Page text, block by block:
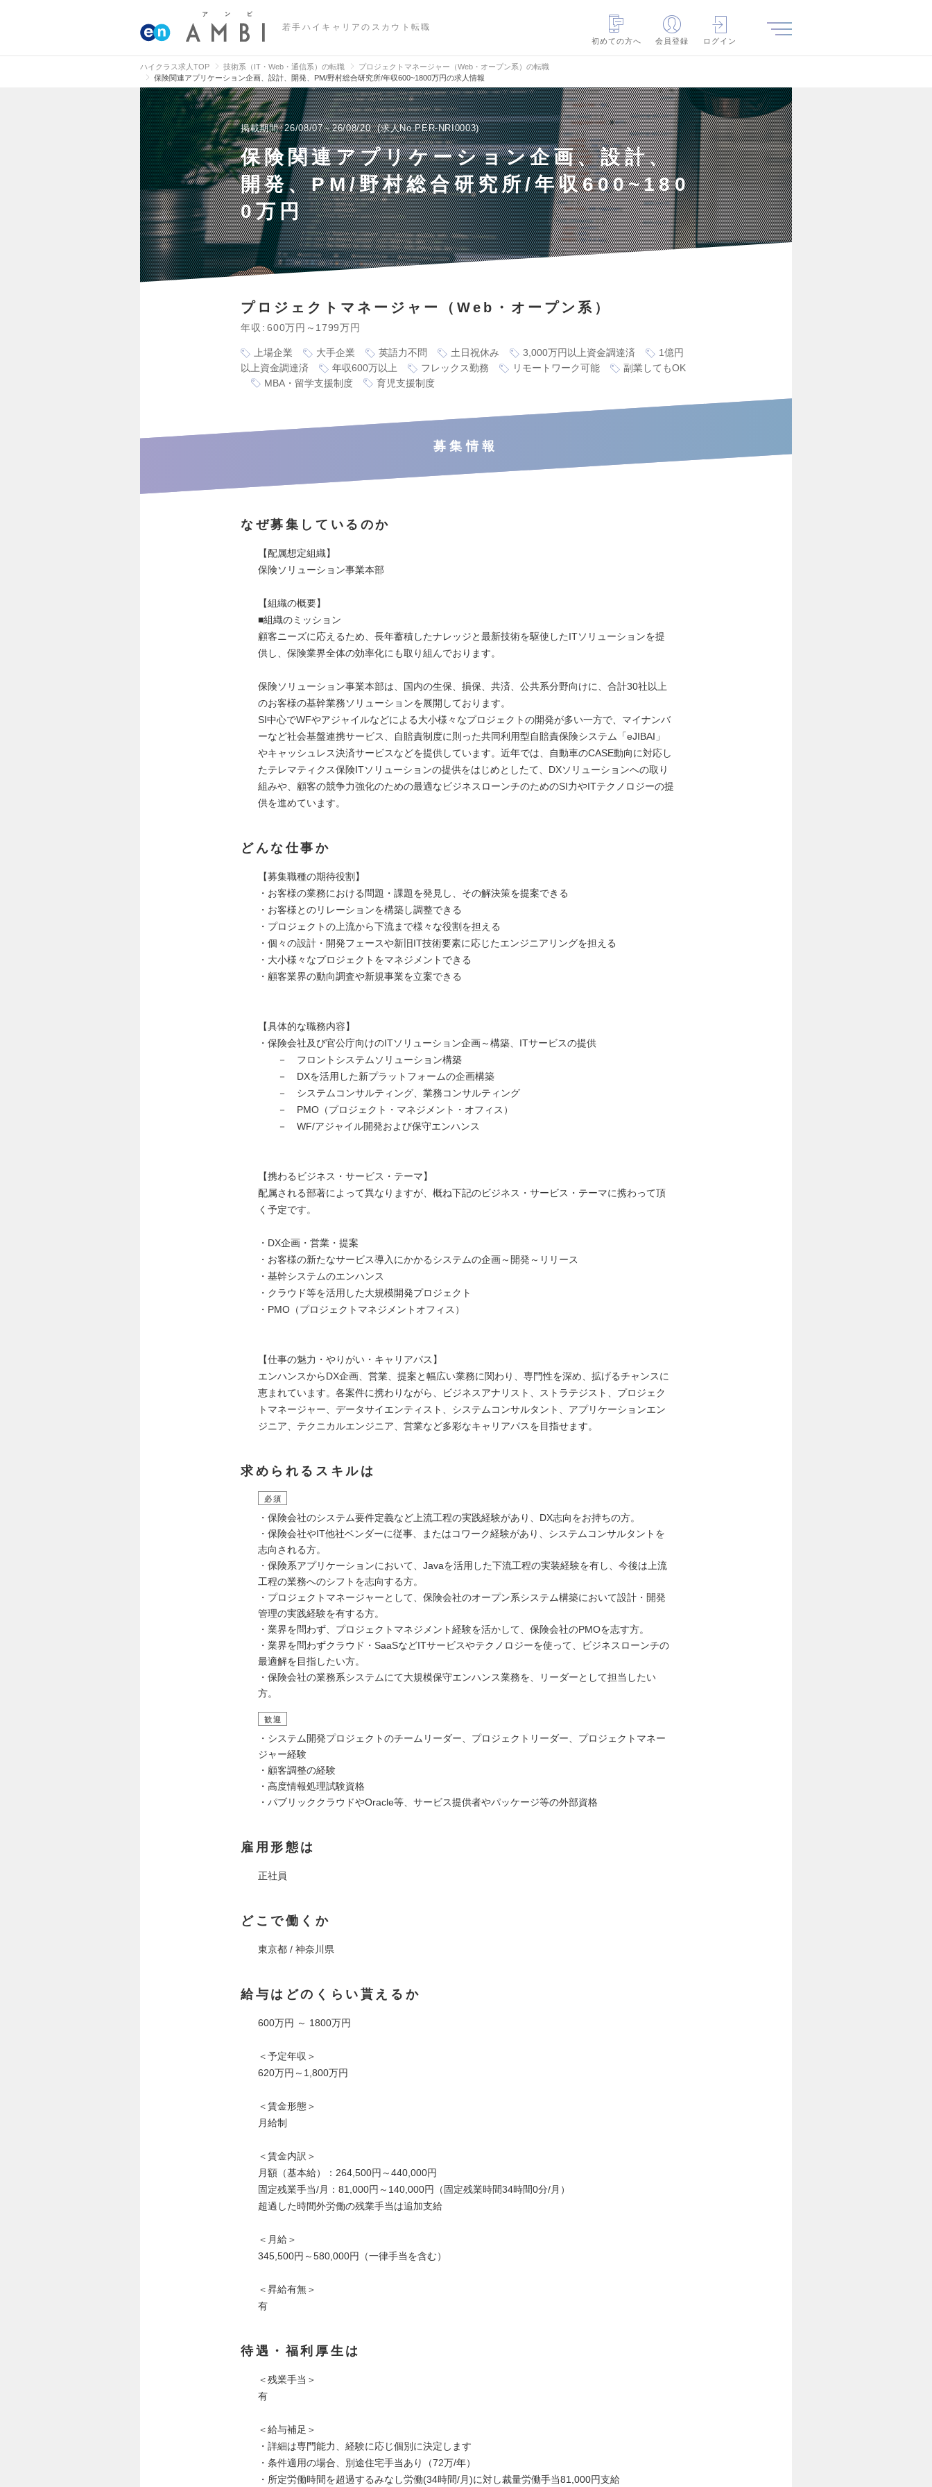
若手ハイキャリアのスカウト転職
初めての方へ
会員登録 ログイン
ハイクラス求人TOP 技術系（IT・Web・通信系）の転職
プロジェクトマネージャー（Web・オープン系）の転職
保険関連アプリケーション企画、設計、開発、PM/野村総合研究所/年収600~1800万円の求人情報
掲載期間 26/08/07～26/08/20 求人No.PER-NRI0003
保険関連アプリケーション企画、設計、
開発、PM/野村総合研究所/年収600~180
0万円
プロジェクトマネージャー（Web・オープン系）
年収 600万円～1799万円
上場企業 大手企業 英語力不問 土日祝休み 3,000万円以上資金調達済
1億円
以上資金調達済
年収600万以上 フレックス勤務 リモートワーク可能
副業してもOK
MBA・留学支援制度
育児支援制度
募集情報
なぜ募集しているのか
【配属想定組織】
保険ソリューション事業本部
【組織の概要】
■組織のミッション
顧客ニーズに応えるため、長年蓄積したナレッジと最新技術を駆使したITソリューションを提
供し、保険業界全体の効率化にも取り組んでおります。
保険ソリューション事業本部は、国内の生保、損保、共済、公共系分野向けに、合計30社以上
のお客様の基幹業務ソリューションを展開しております。
SI中心でWFやアジャイルなどによる大小様々なプロジェクトの開発が多い一方で、マイナンバ
ーなど社会基盤連携サービス、自賠責制度に則った共同利用型自賠責保険システム「eJIBAI」
やキャッシュレス決済サービスなどを提供しています。近年では、自動車のCASE動向に対応し
たテレマティクス保険ITソリューションの提供をはじめとしたて、DXソリューションへの取り
組みや、顧客の競争力強化のための最適なビジネスローンチのためのSI力やITテクノロジーの提
供を進めています。
どんな仕事か
【募集職種の期待役割】
・お客様の業務における問題・課題を発見し、その解決策を提案できる
・お客様とのリレーションを構築し調整できる
・プロジェクトの上流から下流まで様々な役割を担える
・個々の設計・開発フェースや新旧IT技術要素に応じたエンジニアリングを担える
・大小様々なプロジェクトをマネジメントできる
・顧客業界の動向調査や新規事業を立案できる
【具体的な職務内容】
・保険会社及び官公庁向けのITソリューション企画～構築、ITサービスの提供
－ フロントシステムソリューション構築
－ DXを活用した新プラットフォームの企画構築
－ システムコンサルティング、業務コンサルティング
－ PMO（プロジェクト・マネジメント・オフィス）
－ WF/アジャイル開発および保守エンハンス
【携わるビジネス・サービス・テーマ】
配属される部著によって異なりますが、概ね下記のビジネス・サービス・テーマに携わって頂
く予定です。
・DX企画・営業・提案
・お客様の新たなサービス導入にかかるシステムの企画～開発～リリース
・基幹システムのエンハンス
・クラウド等を活用した大規模開発プロジェクト
・PMO（プロジェクトマネジメントオフィス）
【仕事の魅力・やりがい・キャリアパス】
エンハンスからDX企画、営業、提案と幅広い業務に関わり、専門性を深め、拡げるチャンスに
恵まれています。各案件に携わりながら、ビジネスアナリスト、ストラテジスト、プロジェク
トマネージャー、データサイエンティスト、システムコンサルタント、アプリケーションエン
ジニア、テクニカルエンジニア、営業など多彩なキャリアパスを目指せます。
求められるスキルは
必須
・保険会社のシステム要件定義など上流工程の実践経験があり、DX志向をお持ちの方。
・保険会社やIT他社ベンダーに従事、またはコワーク経験があり、システムコンサルタントを
志向される方。
・保険系アプリケーションにおいて、Javaを活用した下流工程の実装経験を有し、今後は上流
工程の業務へのシフトを志向する方。
・プロジェクトマネージャーとして、保険会社のオープン系システム構築において設計・開発
管理の実践経験を有する方。
・業界を問わず、プロジェクトマネジメント経験を活かして、保険会社のPMOを志す方。
・業界を問わずクラウド・SaaSなどITサービスやテクノロジーを使って、ビジネスローンチの
最適解を目指したい方。
・保険会社の業務系システムにて大規模保守エンハンス業務を、リーダーとして担当したい
方。
歓迎
・システム開発プロジェクトのチームリーダー、プロジェクトリーダー、プロジェクトマネー
ジャー経験
・顧客調整の経験
・高度情報処理試験資格
・パブリッククラウドやOracle等、サービス提供者やパッケージ等の外部資格
雇用形態は
正社員
どこで働くか
東京都 / 神奈川県
給与はどのくらい貰えるか
600万円 ～ 1800万円
＜予定年収＞
620万円～1,800万円
＜賃金形態＞
月給制
＜賃金内訳＞
月額（基本給）：264,500円～440,000円
固定残業手当/月：81,000円～140,000円（固定残業時間34時間0分/月）
超過した時間外労働の残業手当は追加支給
＜月給＞
345,500円～580,000円（一律手当を含む）
＜昇給有無＞
有
待遇・福利厚生は
＜残業手当＞
有
＜給与補足＞
・詳細は専門能力、経験に応じ個別に決定します
・条件適用の場合、別途住宅手当あり（72万/年）
・所定労働時間を超過するみなし労働(34時間/月)に対し裁量労働手当81,000円支給